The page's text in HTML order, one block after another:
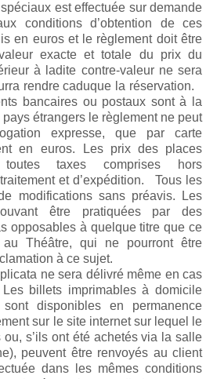
est effectuée sur demande
conditions d’obtention de ces
en euros et le règlement doit être
exacte et totale du prix du
à ladite contre-valeur ne sera
rendre caduque la réservation.
bancaires ou postaux sont à la
étrangers le règlement ne peut
expresse, que par carte
en euros. Les prix des places
toutes taxes comprises hors
et d’expédition. Tous les
modifications sans préavis. Les
être pratiquées par des
opposables à quelque titre que ce
Théâtre, qui ne pourront être
à ce sujet.
ne sera délivré même en cas
billets imprimables à domicile
sont disponibles en permanence
sur le site internet sur lequel le
s’ils ont été achetés via la salle
peuvent être renvoyés au client
dans les mêmes conditions